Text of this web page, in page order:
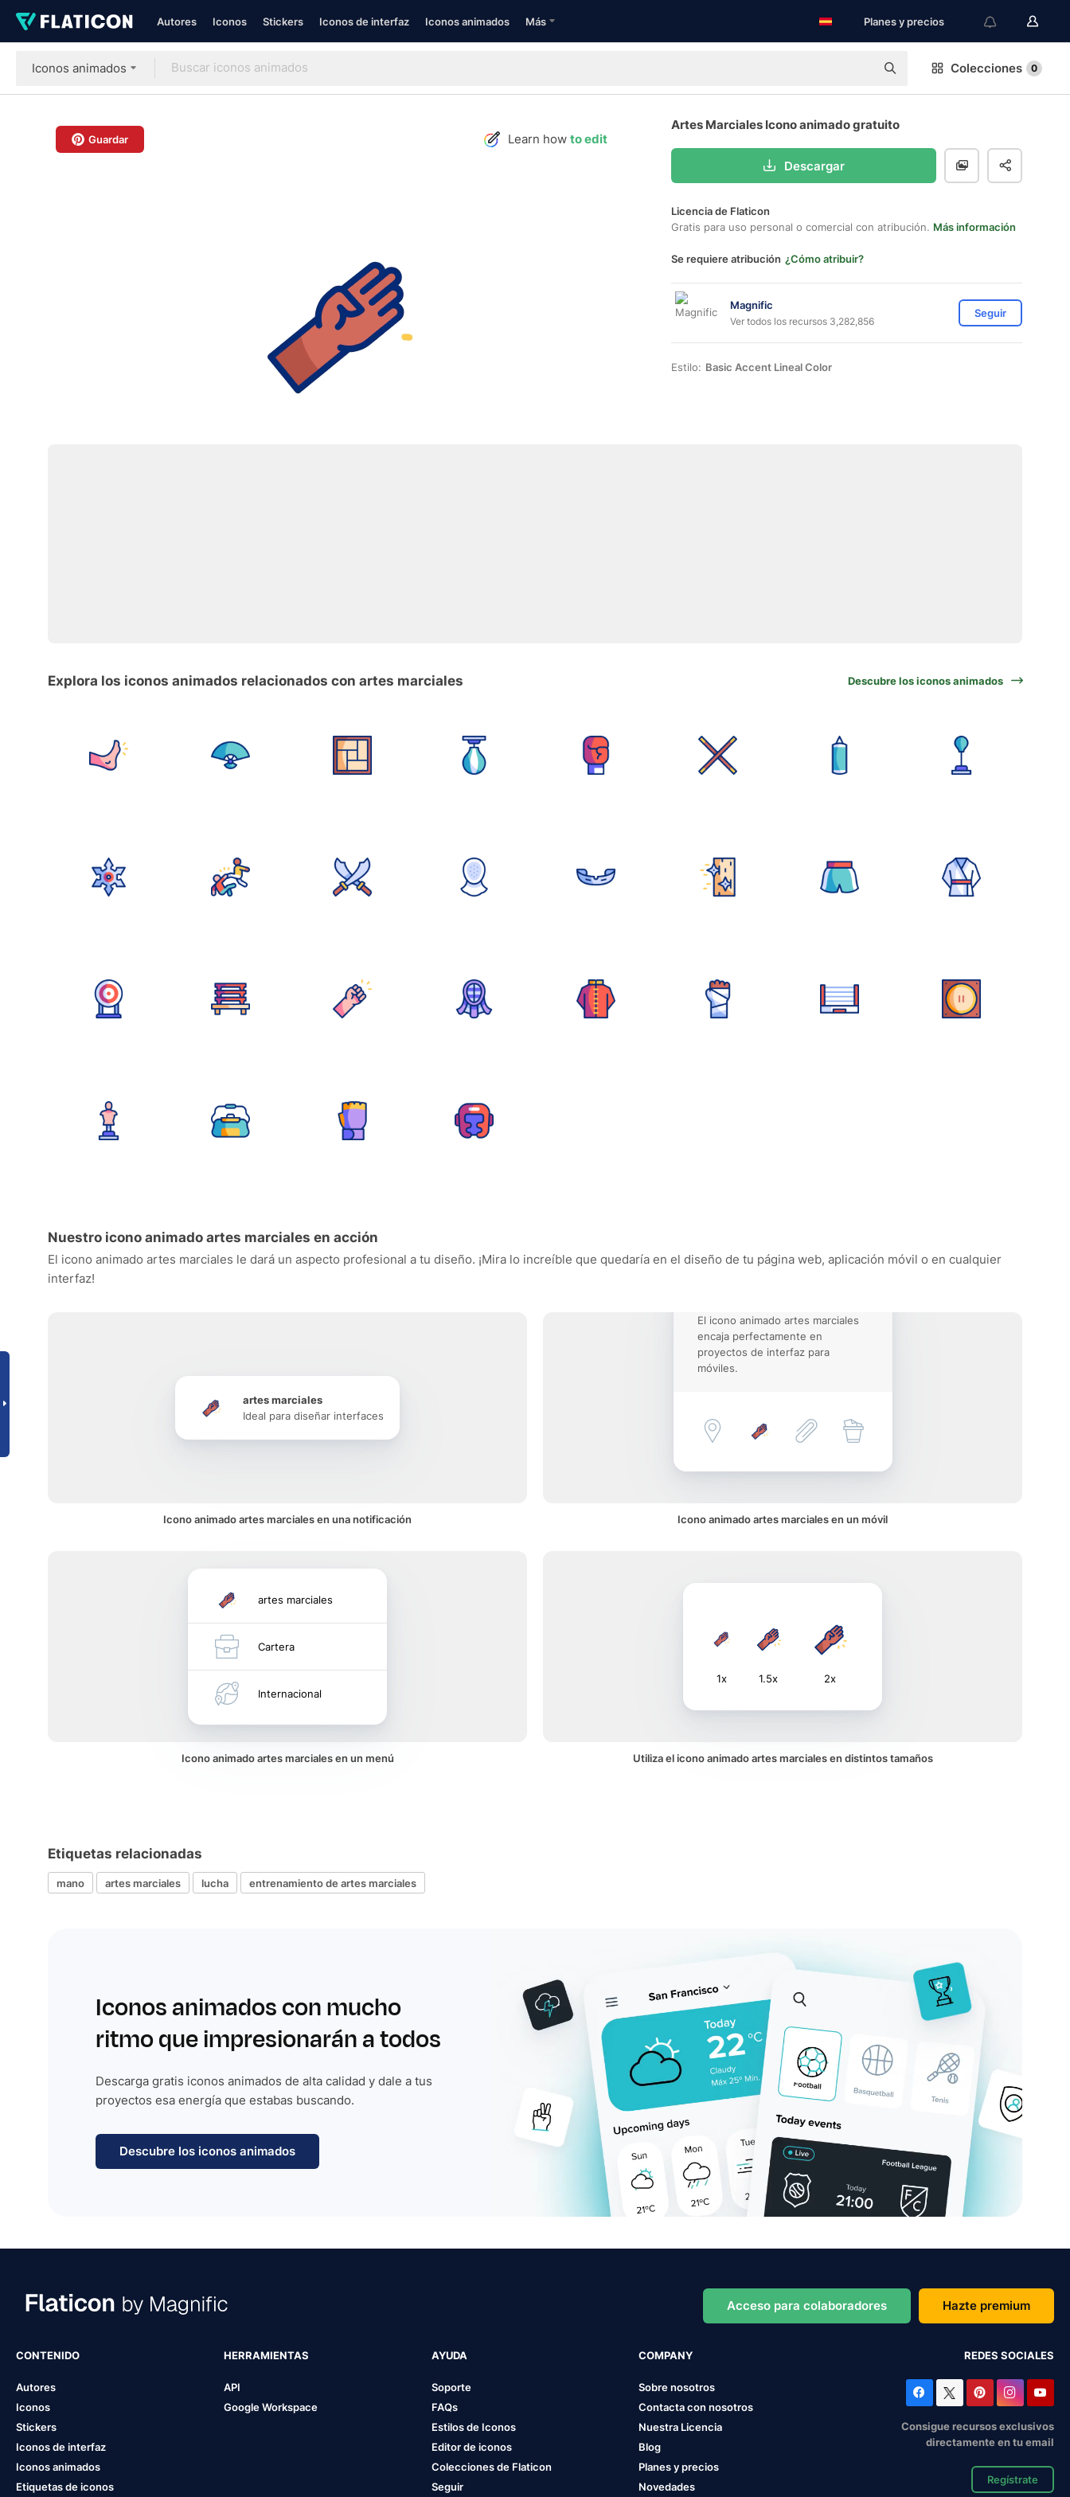
Autores Iconos Stickers Iconos de interfaz Iconos animados Más Planes y precios
Iconos animados Colecciones 0
Guardar Learn how to edit
Artes Marciales Icono animado gratuito
Descargar
Licencia de Flaticon
Gratis para uso personal o comercial con atribución. Más información
Se requiere atribución ¿Cómo atribuir?
Magnific
Ver todos los recursos 3,282,856
Seguir
Estilo: Basic Accent Lineal Color
Explora los iconos animados relacionados con artes marciales Descubre los iconos animados
Nuestro icono animado artes marciales en acción
El icono animado artes marciales le dará un aspecto profesional a tu diseño. ¡Mira lo increíble que quedaría en el diseño de tu página web, aplicación móvil o en cualquier
interfaz!
artes marciales
Ideal para diseñar interfaces
Icono animado artes marciales en una notificación
El icono animado artes marciales
encaja perfectamente en
proyectos de interfaz para
móviles.
Icono animado artes marciales en un móvil
artes marciales
Cartera
Internacional
Icono animado artes marciales en un menú
1x 1.5x 2x
Utiliza el icono animado artes marciales en distintos tamaños
Etiquetas relacionadas
mano artes marciales lucha entrenamiento de artes marciales
Iconos animados con mucho
ritmo que impresionarán a todos
Descarga gratis iconos animados de alta calidad y dale a tus
proyectos esa energía que estabas buscando.
Descubre los iconos animados
Acceso para colaboradores Hazte premium
CONTENIDO
Autores
Iconos
Stickers
Iconos de interfaz
Iconos animados
Etiquetas de iconos
HERRAMIENTAS
API
Google Workspace
AYUDA
Soporte
FAQs
Estilos de Iconos
Editor de iconos
Colecciones de Flaticon
Seguir
COMPANY
Sobre nosotros
Contacta con nosotros
Nuestra Licencia
Blog
Planes y precios
Novedades
REDES SOCIALES
Consigue recursos exclusivos
directamente en tu email
Regístrate